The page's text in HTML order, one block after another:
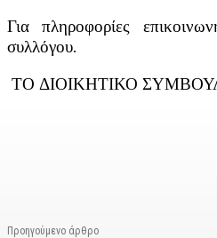
Για πληροφορίες
συλλόγου.
ΤΟ ΔΙΟΙΚΗΤΙΚΟ
Προηγούμενο άρθρο